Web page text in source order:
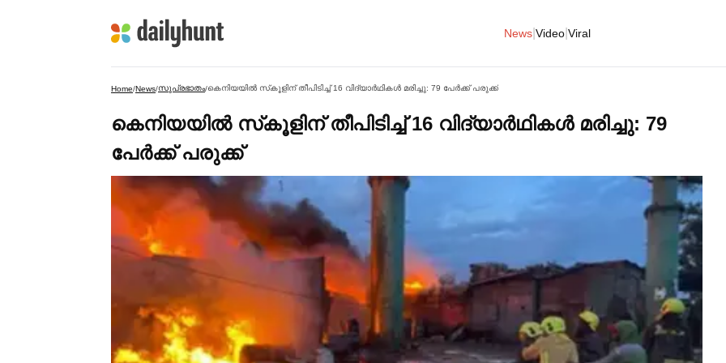
News Video Viral
Home/News/സുപ്രഭാതം/കെനിയയില്‍ സ്‌കൂളിന് തീപിടിച്ച്‌ 16 വിദ്യാര്‍ഥികള്‍ മരിച്ചു: 79 പേര്‍ക്ക് പരുക്ക്
കെനിയയില്‍ സ്‌കൂളിന് തീപിടിച്ച്‌ 16 വിദ്യാര്‍ഥികള്‍ മരിച്ചു: 79
പേര്‍ക്ക് പരുക്ക്